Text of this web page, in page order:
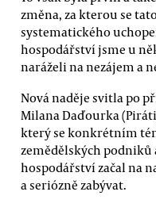
změna, za kterou se
systematického
hospodářství jsme u
naráželi na nezájem a
Nová naděje svitla po
Milana Daďourka
který se konkrétním
zemědělských podniků
hospodářství začal na
a seriózně zabývat.